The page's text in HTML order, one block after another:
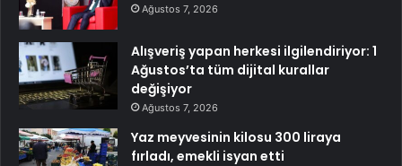
Ağustos 7, 2026
Alışveriş yapan herkesi ilgilendiriyor: 1
Ağustos’ta tüm dijital kurallar
değişiyor
Ağustos 7, 2026
Yaz meyvesinin kilosu 300 liraya
fırladı, emekli isyan etti